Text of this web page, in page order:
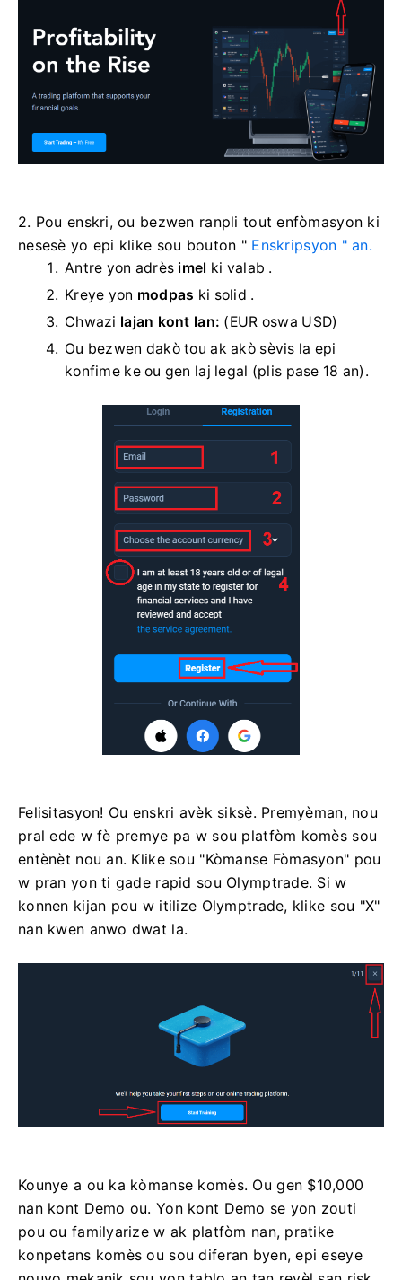
2. Pou enskri, ou bezwen ranpli tout enfòmasyon ki
nesesè yo epi klike sou bouton " Enskripsyon " an.
Antre yon adrès imel ki valab .
Kreye yon modpas ki solid .
Chwazi lajan kont lan: (EUR oswa USD)
Ou bezwen dakò tou ak akò sèvis la epi
konfime ke ou gen laj legal (plis pase 18 an).
Felisitasyon! Ou enskri avèk siksè. Premyèman, nou
pral ede w fè premye pa w sou platfòm komès sou
entènèt nou an. Klike sou "Kòmanse Fòmasyon" pou
w pran yon ti gade rapid sou Olymptrade. Si w
konnen kijan pou w itilize Olymptrade, klike sou "X"
nan kwen anwo dwat la.
Kounye a ou ka kòmanse komès. Ou gen $10,000
nan kont Demo ou. Yon kont Demo se yon zouti
pou ou familyarize w ak platfòm nan, pratike
konpetans komès ou sou diferan byen, epi eseye